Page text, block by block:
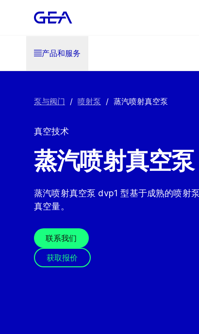
产品和服务
泵与阀门 / 喷射泵 / 蒸汽喷射真空泵
真空技术
蒸汽喷射真空泵
蒸汽喷射真空泵 dvp1 型基于成熟的喷射
真空量。
联系我们
获取报价